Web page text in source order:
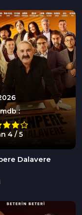
:
4 / 5
Dalavere